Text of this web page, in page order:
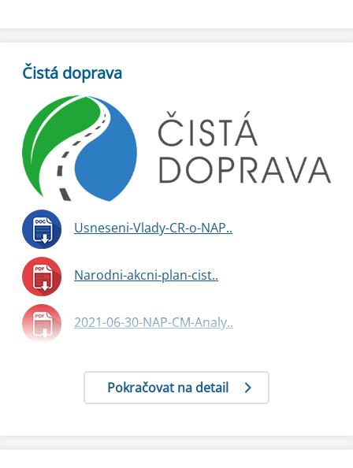
Čistá doprava
Usneseni-Vlady-CR-o-NAP..
Narodni-akcni-plan-cist..
2021-06-30-NAP-CM-Analy..
Pokračovat na detail